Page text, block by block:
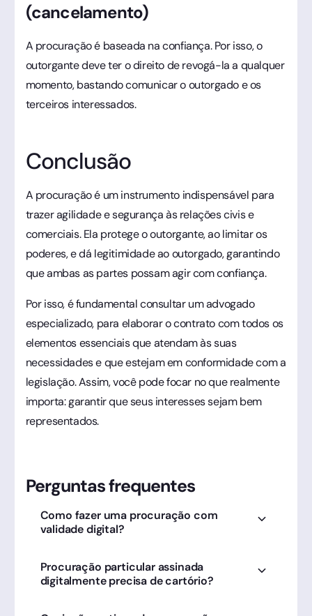
(cancelamento)
A procuração é baseada na confiança. Por isso, o
outorgante deve ter o direito de revogá-la a qualquer
momento, bastando comunicar o outorgado e os
terceiros interessados.
Conclusão
A procuração é um instrumento indispensável para
trazer agilidade e segurança às relações civis e
comerciais. Ela protege o outorgante, ao limitar os
poderes, e dá legitimidade ao outorgado, garantindo
que ambas as partes possam agir com confiança.
Por isso, é fundamental consultar um advogado
especializado, para elaborar o contrato com todos os
elementos essenciais que atendam às suas
necessidades e que estejam em conformidade com a
legislação. Assim, você pode focar no que realmente
importa: garantir que seus interesses sejam bem
representados.
Perguntas frequentes
Como fazer uma procuração com
validade digital?
assinaturas eletrônicas das partes, garantindo
autenticidade e segurança jurídica imediata.
Procuração particular assinada
digitalmente precisa de cartório?